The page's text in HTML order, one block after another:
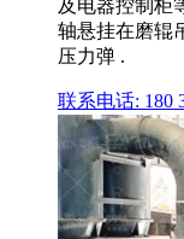
及电器控制柜
轴悬挂在磨辊
压力弹 .
联系电话: 180